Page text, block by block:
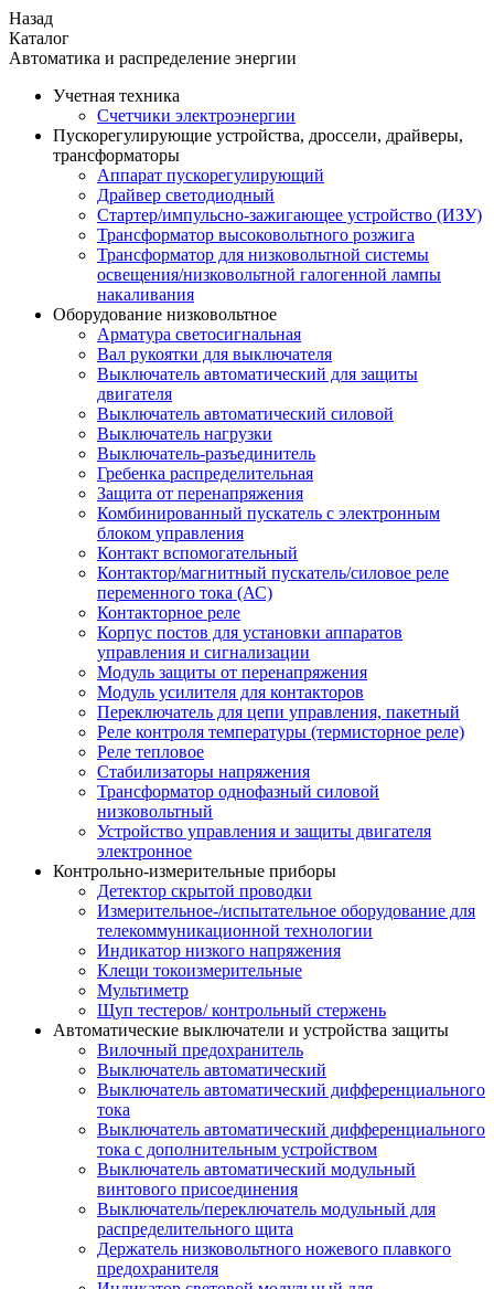
Назад
Каталог
Автоматика и распределение энергии
Учетная техника
Счетчики электроэнергии
Пускорегулирующие устройства, дроссели, драйверы,
трансформаторы
Аппарат пускорегулирующий
Драйвер светодиодный
Стартер/импульсно-зажигающее устройство (ИЗУ)
Трансформатор высоковольтного розжига
Трансформатор для низковольтной системы
освещения/низковольтной галогенной лампы
накаливания
Оборудование низковольтное
Арматура светосигнальная
Вал рукоятки для выключателя
Выключатель автоматический для защиты
двигателя
Выключатель автоматический силовой
Выключатель нагрузки
Выключатель-разъединитель
Гребенка распределительная
Защита от перенапряжения
Комбинированный пускатель с электронным
блоком управления
Контакт вспомогательный
Контактор/магнитный пускатель/силовое реле
переменного тока (АС)
Контакторное реле
Корпус постов для установки аппаратов
управления и сигнализации
Модуль защиты от перенапряжения
Модуль усилителя для контакторов
Переключатель для цепи управления, пакетный
Реле контроля температуры (термисторное реле)
Реле тепловое
Стабилизаторы напряжения
Трансформатор однофазный силовой
низковольтный
Устройство управления и защиты двигателя
электронное
Контрольно-измерительные приборы
Детектор скрытой проводки
Измерительное-/испытательное оборудование для
телекоммуникационной технологии
Индикатор низкого напряжения
Клещи токоизмерительные
Мультиметр
Щуп тестеров/ контрольный стержень
Автоматические выключатели и устройства защиты
Вилочный предохранитель
Выключатель автоматический
Выключатель автоматический дифференциального
тока
Выключатель автоматический дифференциального
тока с дополнительным устройством
Выключатель автоматический модульный
винтового присоединения
Выключатель/переключатель модульный для
распределительного щита
Держатель низковольтного ножевого плавкого
предохранителя